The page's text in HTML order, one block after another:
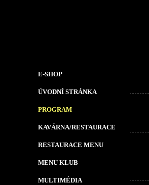
E-SHOP
ÚVODNÍ STRÁNKA
PROGRAM
KAVÁRNA/RESTAURACE
RESTAURACE MENU
MENU KLUB
MULTIMÉDIA